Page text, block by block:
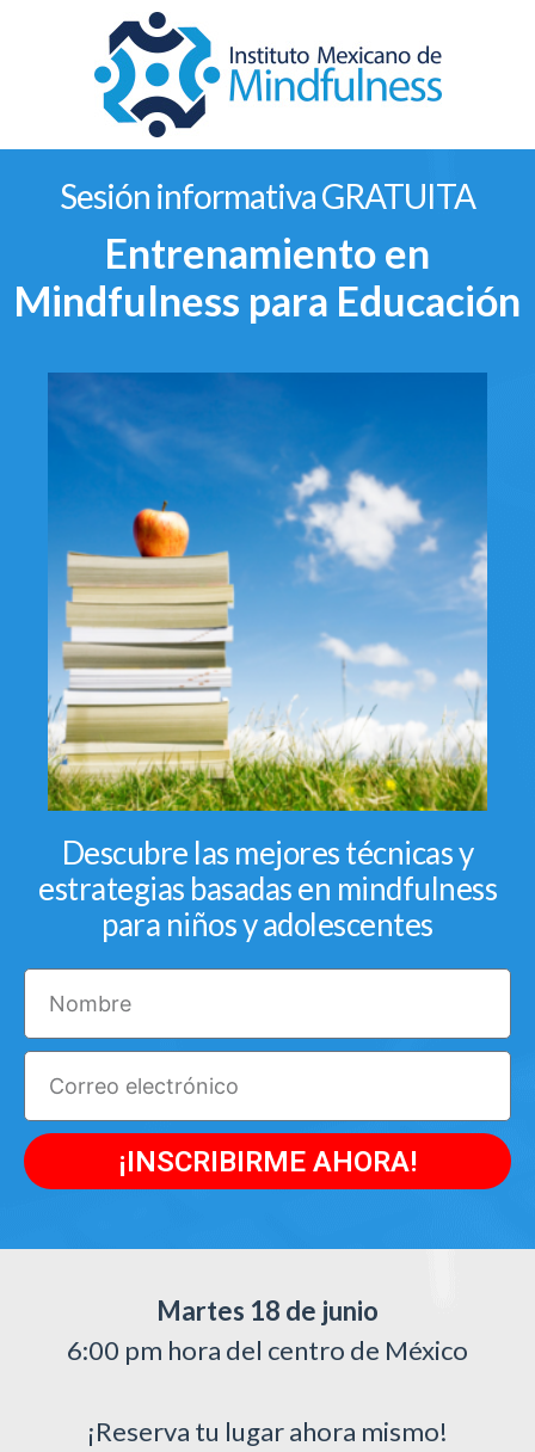
Sesión informativa GRATUITA
Entrenamiento en
Mindfulness para Educación
Descubre las mejores técnicas y
estrategias basadas en mindfulness
para niños y adolescentes
¡INSCRIBIRME AHORA!
Martes 18 de junio
6:00 pm hora del centro de México
¡Reserva tu lugar ahora mismo!